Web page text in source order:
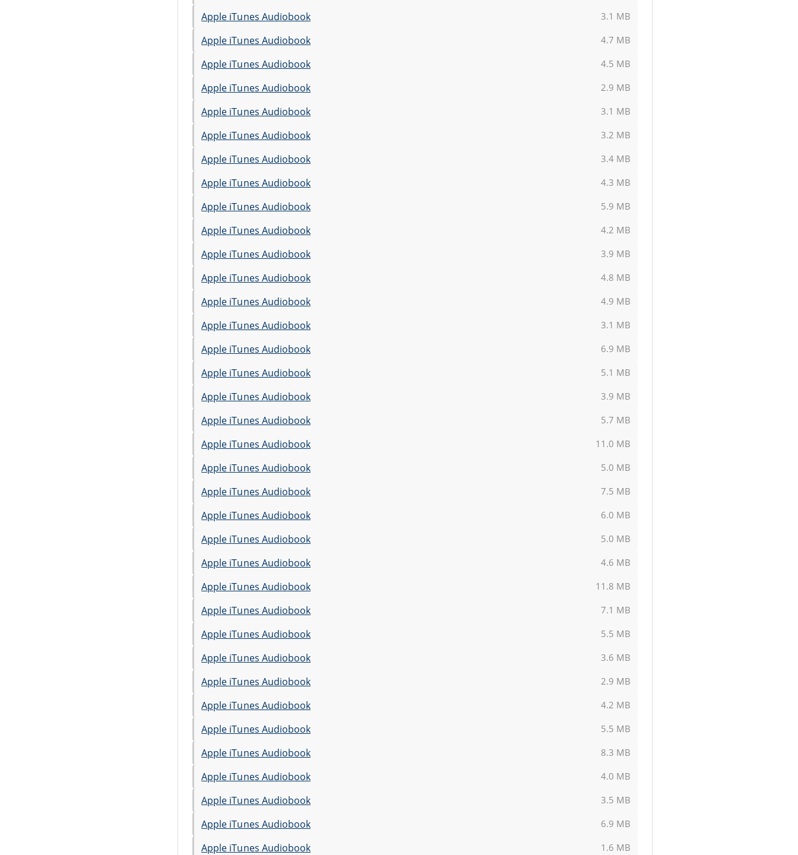
Apple iTunes Audiobook 3.1 MB
Apple iTunes Audiobook 4.7 MB
Apple iTunes Audiobook 4.5 MB
Apple iTunes Audiobook 2.9 MB
Apple iTunes Audiobook 3.1 MB
Apple iTunes Audiobook 3.2 MB
Apple iTunes Audiobook 3.4 MB
Apple iTunes Audiobook 4.3 MB
Apple iTunes Audiobook 5.9 MB
Apple iTunes Audiobook 4.2 MB
Apple iTunes Audiobook 3.9 MB
Apple iTunes Audiobook 4.8 MB
Apple iTunes Audiobook 4.9 MB
Apple iTunes Audiobook 3.1 MB
Apple iTunes Audiobook 6.9 MB
Apple iTunes Audiobook 5.1 MB
Apple iTunes Audiobook 3.9 MB
Apple iTunes Audiobook 5.7 MB
Apple iTunes Audiobook 11.0 MB
Apple iTunes Audiobook 5.0 MB
Apple iTunes Audiobook 7.5 MB
Apple iTunes Audiobook 6.0 MB
Apple iTunes Audiobook 5.0 MB
Apple iTunes Audiobook 4.6 MB
Apple iTunes Audiobook 11.8 MB
Apple iTunes Audiobook 7.1 MB
Apple iTunes Audiobook 5.5 MB
Apple iTunes Audiobook 3.6 MB
Apple iTunes Audiobook 2.9 MB
Apple iTunes Audiobook 4.2 MB
Apple iTunes Audiobook 5.5 MB
Apple iTunes Audiobook 8.3 MB
Apple iTunes Audiobook 4.0 MB
Apple iTunes Audiobook 3.5 MB
Apple iTunes Audiobook 6.9 MB
Apple iTunes Audiobook 1.6 MB